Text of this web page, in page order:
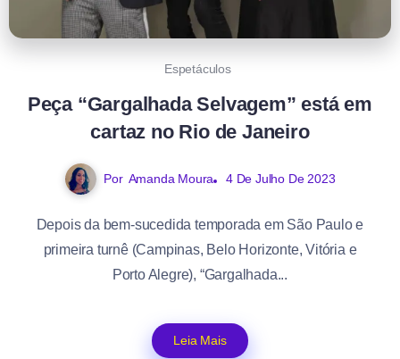
Espetáculos
Peça “Gargalhada Selvagem” está em
cartaz no Rio de Janeiro
Por Amanda Moura 4 De Julho De 2023
Depois da bem-sucedida temporada em São Paulo e
primeira turnê (Campinas, Belo Horizonte, Vitória e
Porto Alegre), “Gargalhada...
Leia Mais